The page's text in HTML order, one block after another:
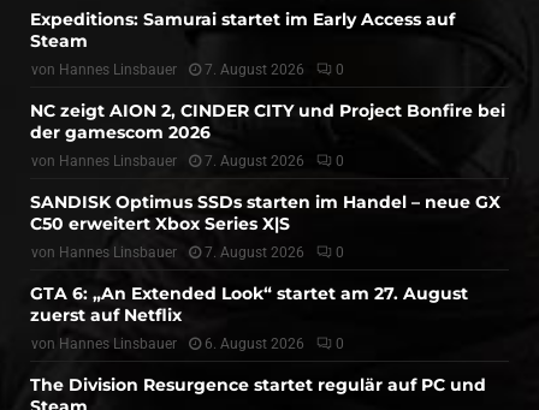
Expeditions: Samurai startet im Early Access auf
Steam
von Hannes Linsbauer 7. August 2026 0
NC zeigt AION 2, CINDER CITY und Project Bonfire bei
der gamescom 2026
von Hannes Linsbauer 7. August 2026 0
SANDISK Optimus SSDs starten im Handel – neue GX
C50 erweitert Xbox Series X|S
von Hannes Linsbauer 7. August 2026 0
GTA 6: „An Extended Look“ startet am 27. August
zuerst auf Netflix
von Hannes Linsbauer 6. August 2026 0
The Division Resurgence startet regulär auf PC und